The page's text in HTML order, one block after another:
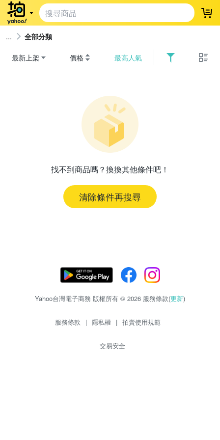
登
全部分類
最新上架 價格 最高人氣
找不到商品嗎？換換其他條件吧！
清除條件再搜尋
Yahoo台灣電子商務 版權所有 © 2026 服務條款(更新)
服務條款 | 隱私權 | 拍賣使用規範
交易安全